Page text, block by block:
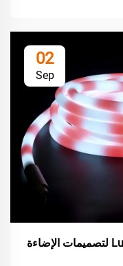
02
Sep
مزايا إضاءة النيون LED من Lumimore لتصميمات الإضاءة